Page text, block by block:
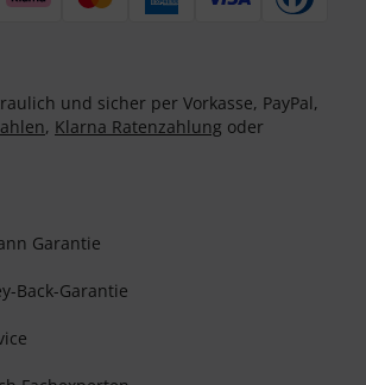
und sicher per Vorkasse, PayPal,
, Klarna Ratenzahlung oder
Garantie
Back-Garantie